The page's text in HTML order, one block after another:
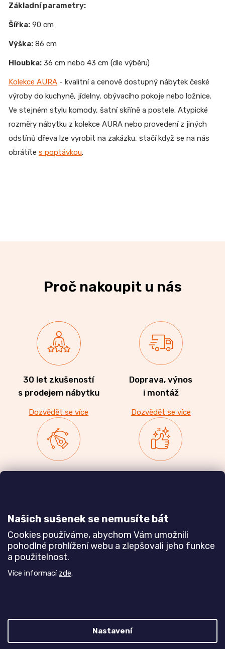
Našich sušenek se nemusíte bát
Cookies používáme, abychom Vám umožnili
pohodlné prohlížení webu a zlepšovali jeho funkce
a použitelnost.
Více informací zde.
Nastavení
Základní parametry:
Šířka: 90 cm
Výška: 86 cm
Hloubka: 36 cm nebo 43 cm (dle výběru)
Kolekce AURA - kvalitní a cenově dostupný nábytek české
výroby do kuchyně, jídelny, obývacího pokoje nebo ložnice.
Ve stejném stylu komody, šatní skříně a postele. Atypické
rozměry nábytku z kolekce AURA nebo provedení z jiných
odstínů dřeva lze vyrobit na zakázku, stačí když se na nás
obrátíte s poptávkou.
Proč nakoupit u nás
30 let zkušeností
s prodejem nábytku
Dozvědět se více
Doprava, výnos
i montáž
Dozvědět se více
Dozvědět se více Dozvědět se více